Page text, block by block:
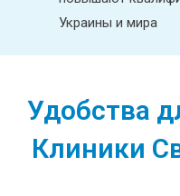
Украины и мира
Удобства
Клиники